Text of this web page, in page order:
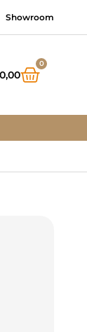
Showroom
0,00
0